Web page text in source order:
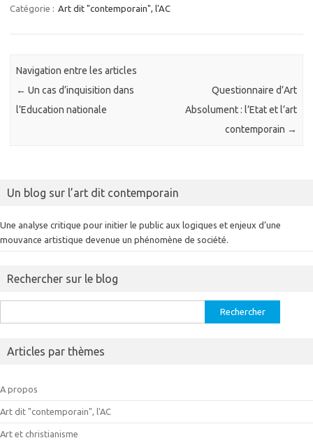
Catégorie : Art dit "contemporain", l'AC
Navigation entre les articles
← Un cas d’inquisition dans
l’Education nationale
Questionnaire d’Art
Absolument : l’Etat et l’art
contemporain →
Un blog sur l’art dit contemporain
Une analyse critique pour initier le public aux logiques et enjeux d’une
mouvance artistique devenue un phénomène de société.
Rechercher sur le blog
Articles par thèmes
A propos
Art dit "contemporain", l'AC
Art et christianisme